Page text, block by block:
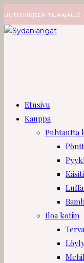
suoraan
sisältöön
UUTISKIRJEEN
Etusivu
Kauppa
Puhtautta
Iloa kotiin